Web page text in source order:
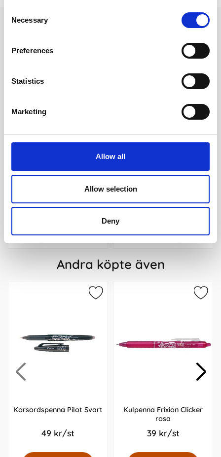
Selection
Necessary
Preferences
Statistics
Marketing
Allow all
Allow selection
Deny
Andra tittade även på
10-årsdagbok - Rough
5 Year Journal A5
Andra köpte även
Korsordspenna Pilot Svart
49 kr/st
Kulpenna Frixion Clicker
rosa
39 kr/st